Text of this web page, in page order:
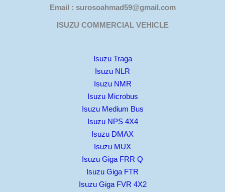
Email : surosoahmad59@gmail.com
ISUZU COMMERCIAL VEHICLE
Isuzu Traga
Isuzu NLR
Isuzu NMR
Isuzu Microbus
Isuzu Medium Bus
Isuzu NPS 4X4
Isuzu DMAX
Isuzu MUX
Isuzu Giga FRR Q
Isuzu Giga FTR
Isuzu Giga FVR 4X2